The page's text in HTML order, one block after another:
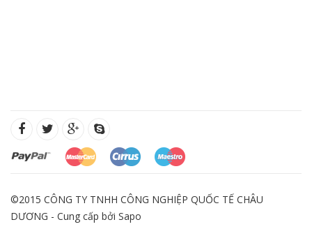
©2015 CÔNG TY TNHH CÔNG NGHIỆP QUỐC TẾ CHÂU
DƯƠNG - Cung cấp bởi Sapo